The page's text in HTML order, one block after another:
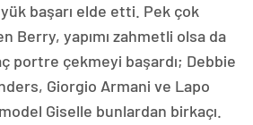
başarı elde etti. Pek çok
Berry, yapımı zahmetli olsa da
portre çekmeyi başardı; Debbie
Giorgio Armani ve Lapo
Giselle bunlardan birkaçı.